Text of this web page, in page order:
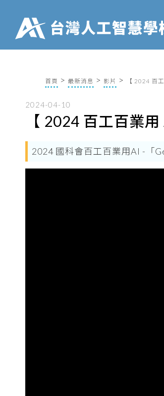
首頁 最新消息 影片 【 2024 百
2024-04-10
【 2024 百工百業
2024 國科會百工百業用AI -「